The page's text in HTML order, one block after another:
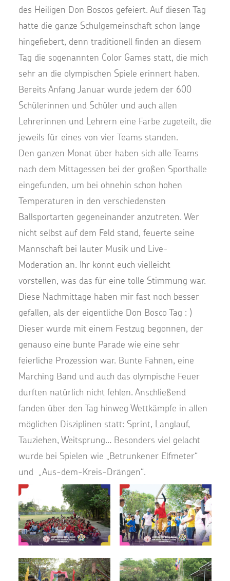
des Heiligen Don Boscos gefeiert. Auf diesen Tag
hatte die ganze Schulgemeinschaft schon lange
hingefiebert, denn traditionell finden an diesem
Tag die sogenannten Color Games statt, die mich
sehr an die olympischen Spiele erinnert haben.
Bereits Anfang Januar wurde jedem der 600
Schülerinnen und Schüler und auch allen
Lehrerinnen und Lehrern eine Farbe zugeteilt, die
jeweils für eines von vier Teams standen.
Den ganzen Monat über haben sich alle Teams
nach dem Mittagessen bei der großen Sporthalle
eingefunden, um bei ohnehin schon hohen
Temperaturen in den verschiedensten
Ballsportarten gegeneinander anzutreten. Wer
nicht selbst auf dem Feld stand, feuerte seine
Mannschaft bei lauter Musik und Live-
Moderation an. Ihr könnt euch vielleicht
vorstellen, was das für eine tolle Stimmung war.
Diese Nachmittage haben mir fast noch besser
gefallen, als der eigentliche Don Bosco Tag : )
Dieser wurde mit einem Festzug begonnen, der
genauso eine bunte Parade wie eine sehr
feierliche Prozession war. Bunte Fahnen, eine
Marching Band und auch das olympische Feuer
durften natürlich nicht fehlen. Anschließend
fanden über den Tag hinweg Wettkämpfe in allen
möglichen Disziplinen statt: Sprint, Langlauf,
Tauziehen, Weitsprung… Besonders viel gelacht
wurde bei Spielen wie „Betrunkener Elfmeter“
und „Aus-dem-Kreis-Drängen“.